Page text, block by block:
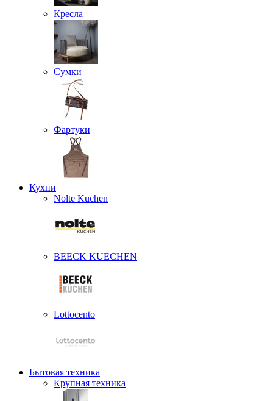
Кресла
Сумки
Фартуки
Кухни
Nolte Kuchen
BEECK KUECHEN
Lottocento
Бытовая техника
Крупная техника